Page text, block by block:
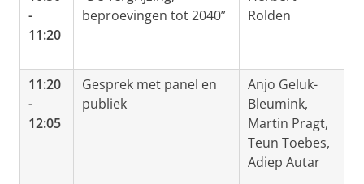
-
11:20
beproevingen tot 2040”
Rolden
11:20
-
12:05
Gesprek met panel en
publiek
Anjo Geluk-
Bleumink,
Martin Pragt,
Teun Toebes,
Adiep Autar